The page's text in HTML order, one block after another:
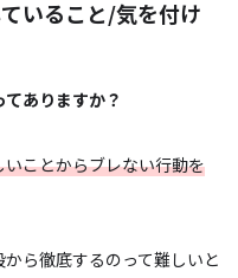
いること/気を付け
てありますか？
ことからブレない行動を
ら徹底するのって難しいと